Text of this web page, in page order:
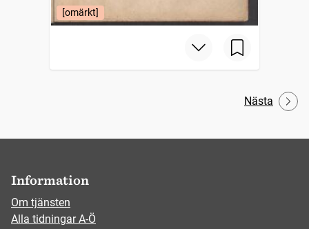
[omärkt]
Nästa
Information
Om tjänsten
Alla tidningar A-Ö